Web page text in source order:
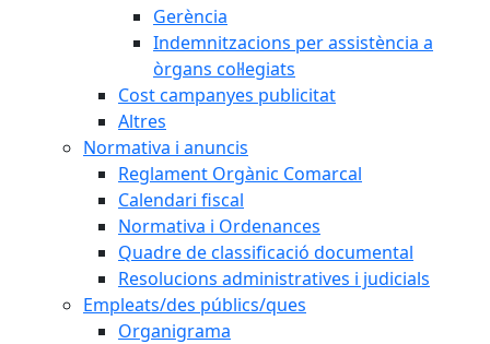
Gerència
Indemnitzacions per assistència a
òrgans col·legiats
Cost campanyes publicitat
Altres
Normativa i anuncis
Reglament Orgànic Comarcal
Calendari fiscal
Normativa i Ordenances
Quadre de classificació documental
Resolucions administratives i judicials
Empleats/des públics/ques
Organigrama